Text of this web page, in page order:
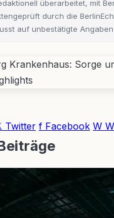
überarbeitet, mit
durch die
auf unbestätigte
Twitter f Facebook W